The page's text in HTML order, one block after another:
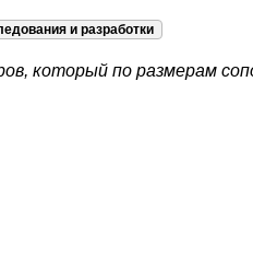
и разработки
который по размерам